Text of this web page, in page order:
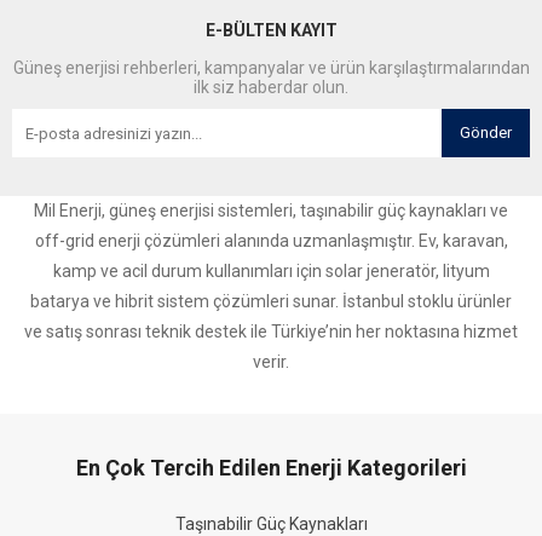
E-BÜLTEN KAYIT
Güneş enerjisi rehberleri, kampanyalar ve ürün karşılaştırmalarından
ilk siz haberdar olun.
Gönder
Mil Enerji, güneş enerjisi sistemleri, taşınabilir güç kaynakları ve
off-grid enerji çözümleri alanında uzmanlaşmıştır. Ev, karavan,
kamp ve acil durum kullanımları için solar jeneratör, lityum
batarya ve hibrit sistem çözümleri sunar. İstanbul stoklu ürünler
ve satış sonrası teknik destek ile Türkiye’nin her noktasına hizmet
verir.
En Çok Tercih Edilen Enerji Kategorileri
Taşınabilir Güç Kaynakları